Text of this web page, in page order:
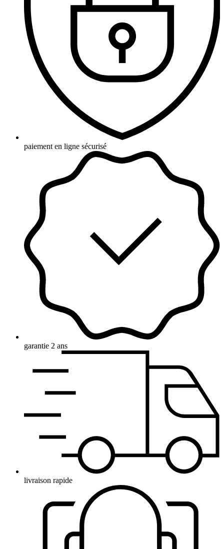
paiement en ligne sécurisé
garantie 2 ans
livraison rapide